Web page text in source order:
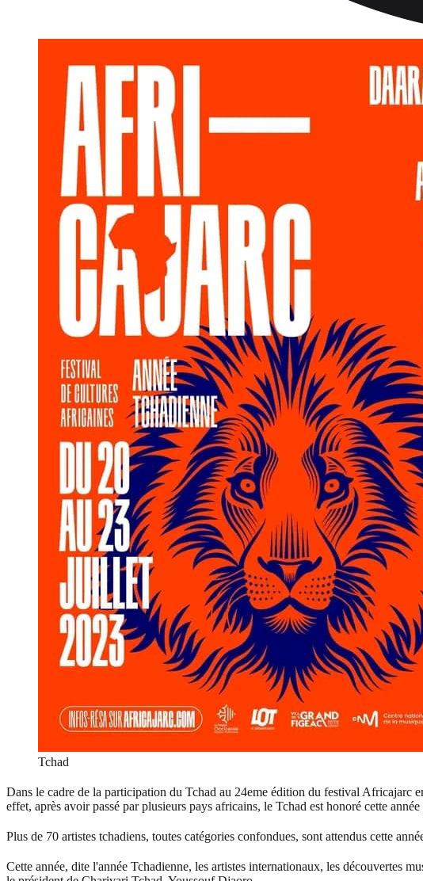
Tchad
Dans le cadre de la participation du Tchad au 24eme édition du festival Africajarc
effet, après avoir passé par plusieurs pays africains, le Tchad est honoré cette
Plus de 70 artistes tchadiens, toutes catégories confondues, sont attendus cette
Cette année, dite l'année Tchadienne, les artistes internationaux, les découvertes